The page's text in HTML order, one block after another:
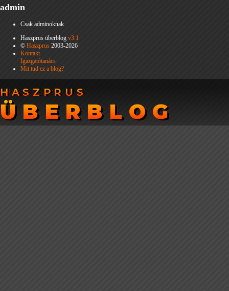
admin
Csak adminoknak
Haszprus überblog v3.1
© Haszprus 2003-2026
Kontakt
Igazgatótanács
Mit tud ez a blog?
HASZPRUS
ÜBERBLOG
HASZPRUS
ÜBERBLOG